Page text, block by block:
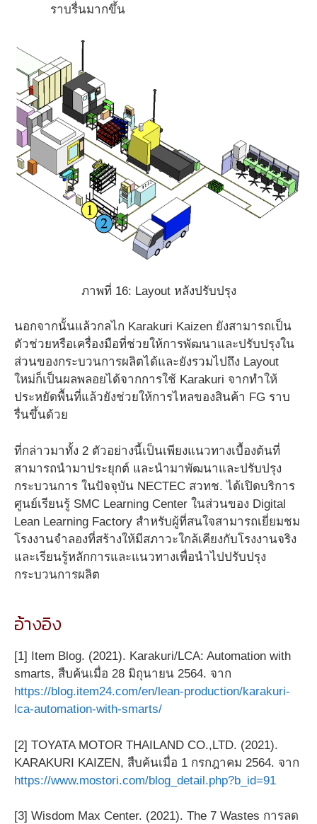
ราบรื่นมากขึ้น
ภาพที่ 16: Layout หลังปรับปรุง
นอกจากนั้นแล้วกลไก Karakuri Kaizen ยังสามารถเป็น
ตัวช่วยหรือเครื่องมือที่ช่วยให้การพัฒนาและปรับปรุงใน
ส่วนของกระบวนการผลิตได้และยังรวมไปถึง Layout
ใหม่ก็เป็นผลพลอยได้จากการใช้ Karakuri จากทำให้
ประหยัดพื้นที่แล้วยังช่วยให้การไหลของสินค้า FG ราบ
รื่นขึ้นด้วย
ที่กล่าวมาทั้ง 2 ตัวอย่างนี้เป็นเพียงแนวทางเบื้องต้นที่
สามารถนำมาประยุกต์ และนำมาพัฒนาและปรับปรุง
กระบวนการ ในปัจจุบัน NECTEC สวทช. ได้เปิดบริการ
ศูนย์เรียนรู้ SMC Learning Center ในส่วนของ Digital
Lean Learning Factory สำหรับผู้ที่สนใจสามารถเยี่ยมชม
โรงงานจำลองที่สร้างให้มีสภาวะใกล้เคียงกับโรงงานจริง
และเรียนรู้หลักการและแนวทางเพื่อนำไปปรับปรุง
กระบวนการผลิต
อ้างอิง
[1] Item Blog. (2021). Karakuri/LCA: Automation with
smarts, สืบค้นเมื่อ 28 มิถุนายน 2564. จาก
https://blog.item24.com/en/lean-production/karakuri-
lca-automation-with-smarts/
[2] TOYATA MOTOR THAILAND CO.,LTD. (2021).
KARAKURI KAIZEN, สืบค้นเมื่อ 1 กรกฎาคม 2564. จาก
https://www.mostori.com/blog_detail.php?b_id=91
[3] Wisdom Max Center. (2021). The 7 Wastes การลด